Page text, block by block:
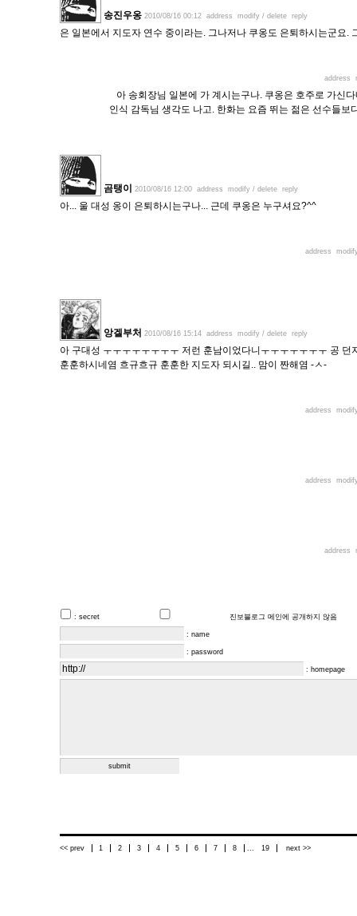
송진우옹 2010/08/16 00:12 address modify / delete reply
은 일본에서 지도자 연수 중이라는. 그나저나 쿠옹도 은퇴하시는군요.
address
아 송회장님 일본에 가 계시는구나. 쿠옹은 호주로 가신
인식 감독님 생각도 나고. 한화는 요즘 뛰는 젊은 선수들보
곰탱이 2010/08/16 12:00 address modify / delete reply
아... 울 대성 옹이 은퇴하시는구나... 근데 쿠옹은 누구셔요?^^
address
앙겔부처 2010/08/16 15:14 address modify / delete reply
아 구대성 ㅜㅜㅜㅜㅜㅜㅜㅜ 저런 훈남이었다니ㅜㅜㅜㅜㅜㅜㅜ 공
훈훈하시네염 흐규흐규 훈훈한 지도자 되시길.. 맘이 짠해염 -ㅅ-
address
address
address
: secret 진보블로그 메인에 공개하지 않음
: name
: password
: homepage
<< prev 1 2 3 4 5 6 7 8 ... 19 next >>